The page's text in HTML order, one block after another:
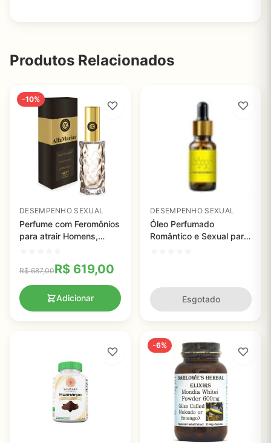
Produtos Relacionados
-10%
DESEMPENHO SEXUAL
Perfume com Feromônios
para atrair Homens,
R$687,00R$ 619,00
Adicionar
DESEMPENHO SEXUAL
Óleo Perfumado
Romântico e Sexual para
Esgotado
-6%